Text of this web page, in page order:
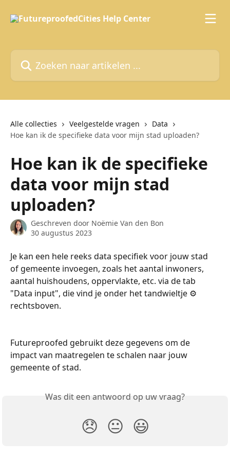
Zoeken naar artikelen ...
Alle collecties Veelgestelde vragen
Data
Hoe kan ik de specifieke data voor mijn stad uploaden?
Hoe kan ik de specifieke
data voor mijn stad
uploaden?
Geschreven door Noëmie Van den Bon
30 augustus 2023
Je kan een hele reeks data specifiek voor jouw stad
of gemeente invoegen, zoals het aantal inwoners,
aantal huishoudens, oppervlakte, etc. via de tab
"Data input", die vind je onder het tandwieltje ⚙️
rechtsboven.
Futureproofed gebruikt deze gegevens om de
impact van maatregelen te schalen naar jouw
gemeente of stad.
Was dit een antwoord op uw vraag?
😞 😐 😃